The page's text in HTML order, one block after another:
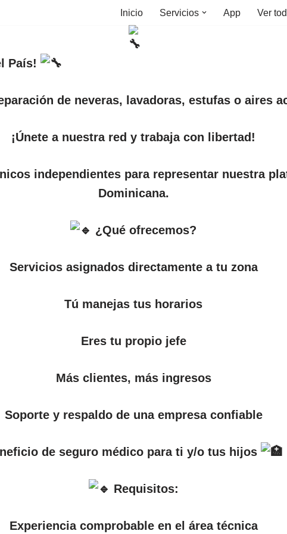
Inicio Servicios App Ver
País!
de neveras, lavadoras, estufas o aires
¡Únete a nuestra red y trabaja con libertad!
independientes para representar nuestra
Dominicana.
¿Qué ofrecemos?
Servicios asignados directamente a tu zona
Tú manejas tus horarios
Eres tu propio jefe
Más clientes, más ingresos
Soporte y respaldo de una empresa confiable
de seguro médico para ti y/o tus hijos
Requisitos:
Experiencia comprobable en el área técnica